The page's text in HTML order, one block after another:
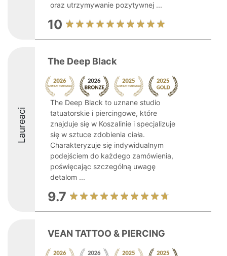
oraz utrzymywanie pozytywnej ...
10
Laureaci
The Deep Black
The Deep Black to uznane studio
tatuatorskie i piercingowe, które
znajduje się w Koszalinie i specjalizuje
się w sztuce zdobienia ciała.
Charakteryzuje się indywidualnym
podejściem do każdego zamówienia,
poświęcając szczególną uwagę
detalom ...
9.7
VEAN TATTOO & PIERCING